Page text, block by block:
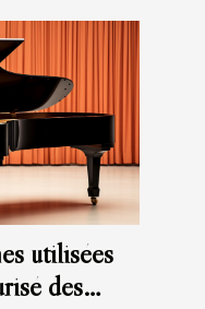
utilisées
des